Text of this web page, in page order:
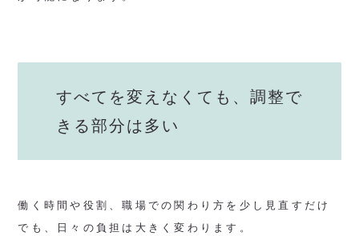
すべてを変えなくても、調整で
きる部分は多い
働く時間や役割、職場での関わり方を少し見直すだけ
でも、日々の負担は大きく変わります。